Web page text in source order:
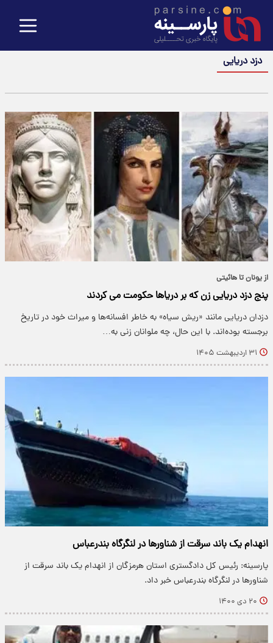
دزد دریایی
از یونان تا هائیتی
پنج دزد دریایی زن که بر دریاها حکومت می کردند
دزدان دریایی مانند «ریش سیاه» به خاطر افسانه‌ها و میراث خود در تاریخ
برجسته بوده‌اند. با این حال، چه ملوانان زنی به…
۳۱ اردیبهشت ۱۴۰۵
انهدام یک باند سرقت از شناور‌ها در لنگرگاه بندرعباس
پارسینه: رئیس کل دادگستری استان هرمزگان از انهدام یک باند سرقت از
شناور‌ها در لنگرگاه بندرعباس خبر داد.
۲۰ دی ۱۴۰۰